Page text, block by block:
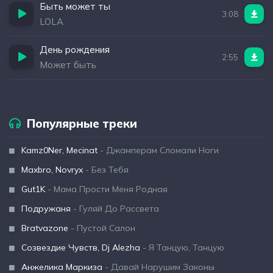
Быть может ты
LOLA
3:08
День рождения
Может быть
2:55
Популярные треки
Kamz0Ner, Mecinat - Джамперам Сломали Ноги
Maxbro, Novryx - Без Тебя
Gut1K- Мама Прости Меня Родная
Подружаня - Гуляй До Рассвета
Bratvazone - Пустой Салон
Созвездие Чувств, Dj Alezha - Я Танцую, Танцую
Анжелика Маркиза - Давай Нарушим Законы